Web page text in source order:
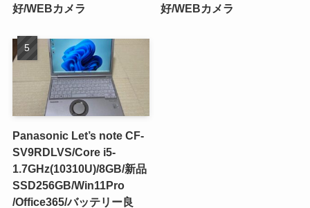
好/WEBカメラ
好/WEBカメラ
Panasonic Let’s note CF-
SV9RDLVS/Core i5-
1.7GHz(10310U)/8GB/新品
SSD256GB/Win11Pro
/Office365/バッテリー良